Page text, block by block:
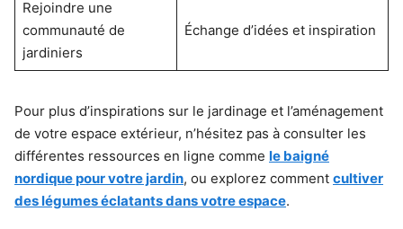
Rejoindre une
communauté de
jardiniers
Échange d’idées et inspiration
Pour plus d’inspirations sur le jardinage et l’aménagement
de votre espace extérieur, n’hésitez pas à consulter les
différentes ressources en ligne comme le baigné
nordique pour votre jardin, ou explorez comment cultiver
des légumes éclatants dans votre espace.